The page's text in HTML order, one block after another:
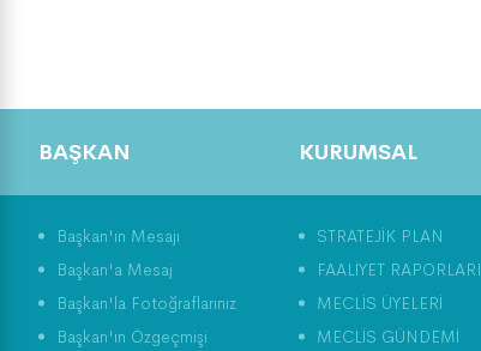
BAŞKAN
Başkan'ın Mesajı
Başkan'a Mesaj
Başkan'la Fotoğraflarınız
Başkan'ın Özgeçmişi
KURUMSAL
STRATEJİK PLAN
FAALİYET RAPORLARI
MECLİS ÜYELERİ
MECLİS GÜNDEMİ